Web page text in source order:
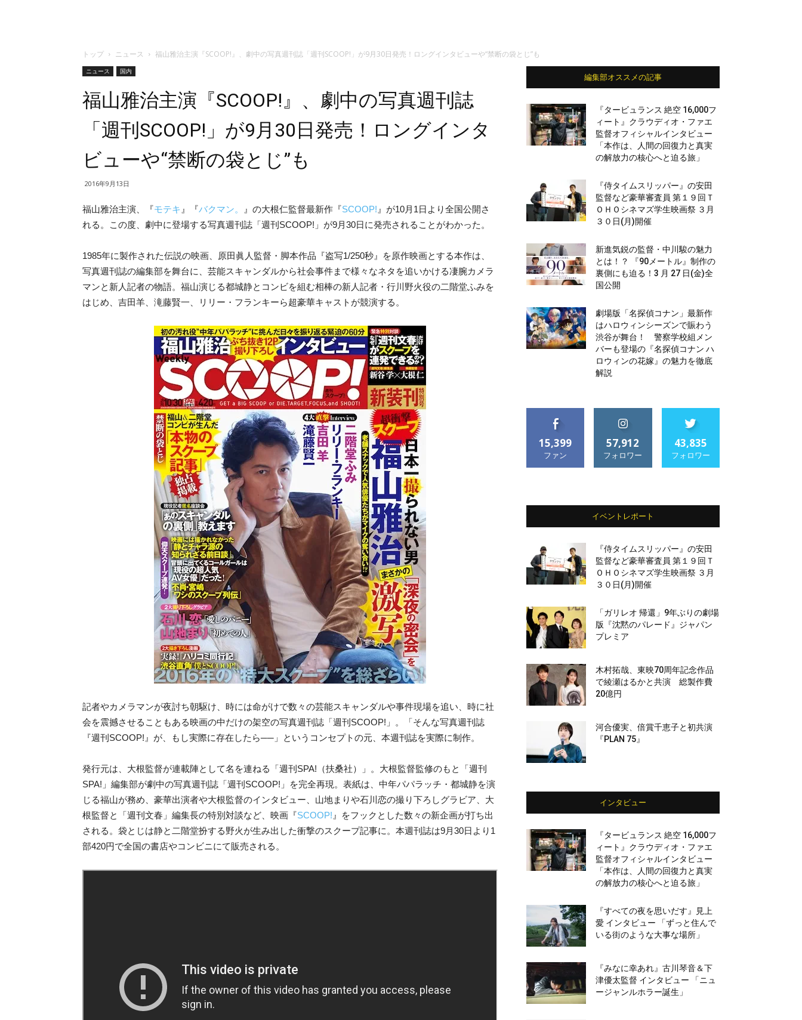
トップ ニュース 福山雅治主演『SCOOP!』、劇中の写真週刊誌「週刊SCOOP!」が9月30日発売！ロングインタビューや“禁断の袋とじ”も
ニュース 国内
福山雅治主演『SCOOP!』、劇中の写真週刊誌
「週刊SCOOP!」が9月30日発売！ロングインタ
ビューや“禁断の袋とじ”も
2016年9月13日
福山雅治主演、『モテキ 』『バクマン。 』の大根仁監督最新作『SCOOP! 』が10月1日より全国公開さ
れる。この度、劇中に登場する写真週刊誌「週刊SCOOP!」が9月30日に発売されることがわかった。
1985年に製作された伝説の映画、原田眞人監督・脚本作品『盗写1/250秒』を原作映画とする本作は、
写真週刊誌の編集部を舞台に、芸能スキャンダルから社会事件まで様々なネタを追いかける凄腕カメラ
マンと新人記者の物語。福山演じる都城静とコンビを組む相棒の新人記者・行川野火役の二階堂ふみを
はじめ、吉田羊、滝藤賢一、リリー・フランキーら超豪華キャストが競演する。
記者やカメラマンが夜討ち朝駆け、時には命がけで数々の芸能スキャンダルや事件現場を追い、時に社
会を震撼させることもある映画の中だけの架空の写真週刊誌「週刊SCOOP!」。「そんな写真週刊誌
『週刊SCOOP!』が、もし実際に存在したら── 」というコンセプトの元、本週刊誌を実際に制作。
発行元は、大根監督が連載陣として名を連ねる「週刊SPA!（扶桑社）」。大根監督監修のもと「週刊
SPA!」編集部が劇中の写真週刊誌「週刊SCOOP!」を完全再現。表紙は、中年パパラッチ・都城静を演
じる福山が務め、豪華出演者や大根監督のインタビュー、山地まりや石川恋の撮り下ろしグラビア、大
根監督と「週刊文春」編集長の特別対談など、映画『SCOOP! 』をフックとした数々の新企画が打ち出
される。袋とじは静と二階堂扮する野火が生み出した衝撃のスクープ記事に。本週刊誌は9月30日より1
部420円で全国の書店やコンビニにて販売される。
編集部オススメの記事
『タービュランス 絶空 16,000フ
ィート』クラウディオ・ファエ
監督オフィシャルインタビュー
「本作は、人間の回復力と真実
の解放力の核心へと迫る旅」
『侍タイムスリッパー』の安田
監督など豪華審査員 第１９回Ｔ
ＯＨＯシネマズ学生映画祭 ３月
３０日(月)開催
新進気鋭の監督・中川駿の魅力
とは！？ 『90メートル』制作の
裏側にも迫る！3 月 27 日(金)全
国公開
劇場版「名探偵コナン」最新作
はハロウィンシーズンで賑わう
渋谷が舞台！ 警察学校組メン
バーも登場の『名探偵コナン ハ
ロウィンの花嫁』の魅力を徹底
解説
15,399
ファン
57,912
フォロワー
43,835
フォロワー
イベントレポート
『侍タイムスリッパー』の安田
監督など豪華審査員 第１９回Ｔ
ＯＨＯシネマズ学生映画祭 ３月
３０日(月)開催
「ガリレオ 帰還」9年ぶりの劇場
版『沈黙のパレード』ジャパン
プレミア
木村拓哉、東映70周年記念作品
で綾瀬はるかと共演 総製作費
20億円
河合優実、倍賞千恵子と初共演
『PLAN 75』
インタビュー
『タービュランス 絶空 16,000フ
ィート』クラウディオ・ファエ
監督オフィシャルインタビュー
「本作は、人間の回復力と真実
の解放力の核心へと迫る旅」
『すべての夜を思いだす』見上
愛 インタビュー 「ずっと住んで
いる街のような大事な場所」
『みなに幸あれ』古川琴音＆下
津優太監督 インタビュー 「ニュ
ージャンルホラー誕生」